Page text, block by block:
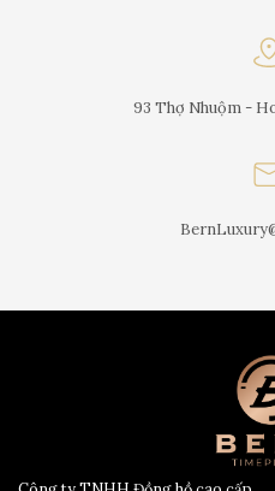
93 Thợ Nhuộm -